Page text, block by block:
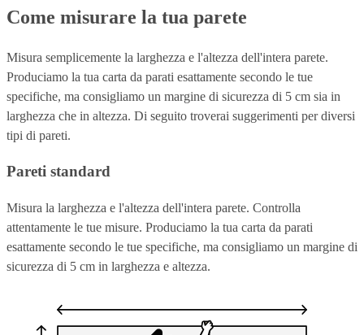
Come misurare la tua parete
Misura semplicemente la larghezza e l'altezza dell'intera parete.
Produciamo la tua carta da parati esattamente secondo le tue
specifiche, ma consigliamo un margine di sicurezza di 5 cm sia in
larghezza che in altezza. Di seguito troverai suggerimenti per diversi
tipi di pareti.
Pareti standard
Misura la larghezza e l'altezza dell'intera parete. Controlla
attentamente le tue misure. Produciamo la tua carta da parati
esattamente secondo le tue specifiche, ma consigliamo un margine di
sicurezza di 5 cm in larghezza e altezza.